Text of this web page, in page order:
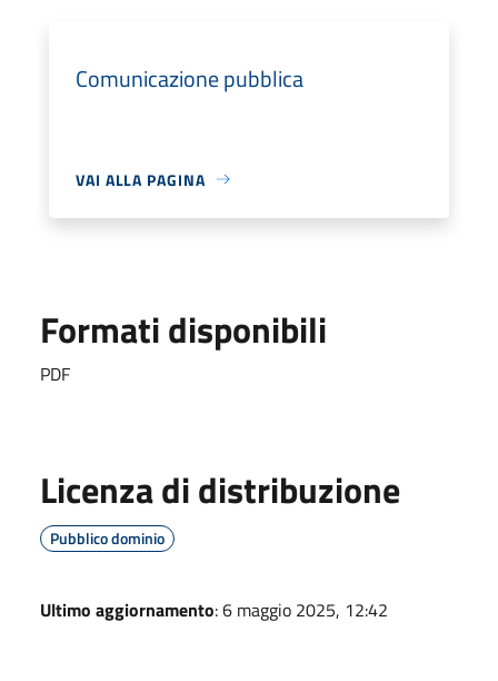
Comunicazione pubblica
VAI ALLA PAGINA
Formati disponibili
PDF
Licenza di distribuzione
Pubblico dominio
Ultimo aggiornamento: 6 maggio 2025, 12:42